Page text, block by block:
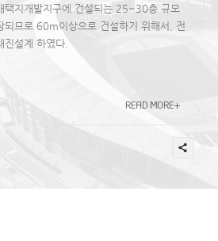
택지개발지구에 건설되는 25~30층 규모
되므로 60m이상으로 건설하기 위해서, 전
설계 하였다.